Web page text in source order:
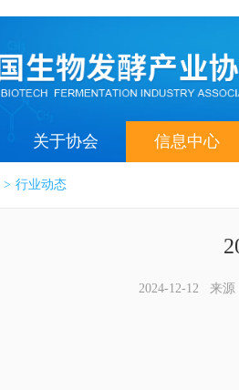
关于协会 信息中心
> 行业动态
2024-12-12 来